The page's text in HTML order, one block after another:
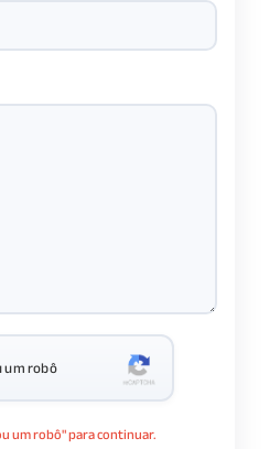
um robô
um robô" para continuar.